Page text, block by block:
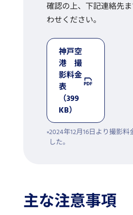
確認の上、下記連絡先
わせください。
神戸空
港 撮
影料金
表
（399
KB）
2024年12月16日より撮影
した。
主な注意事項